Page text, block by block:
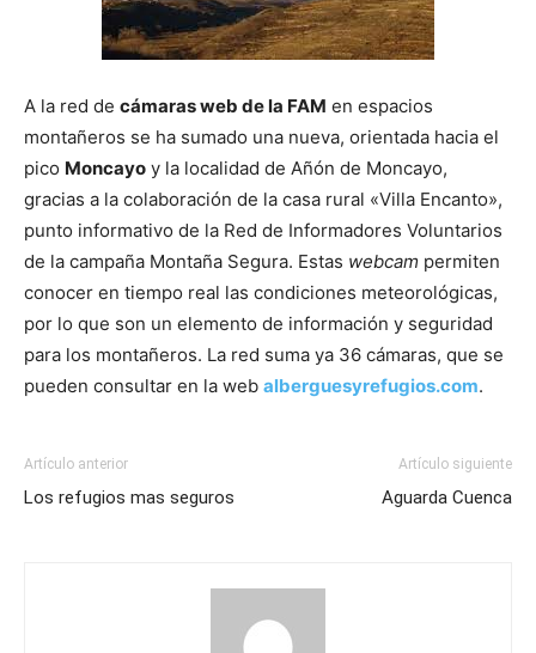
A la red de cámaras web de la FAM en espacios
montañeros se ha sumado una nueva, orientada hacia el
pico Moncayo y la localidad de Añón de Moncayo,
gracias a la colaboración de la casa rural «Villa Encanto»,
punto informativo de la Red de Informadores Voluntarios
de la campaña Montaña Segura. Estas webcam permiten
conocer en tiempo real las condiciones meteorológicas,
por lo que son un elemento de información y seguridad
para los montañeros. La red suma ya 36 cámaras, que se
pueden consultar en la web alberguesyrefugios.com.
Artículo anterior
Los refugios mas seguros
Artículo siguiente
Aguarda Cuenca